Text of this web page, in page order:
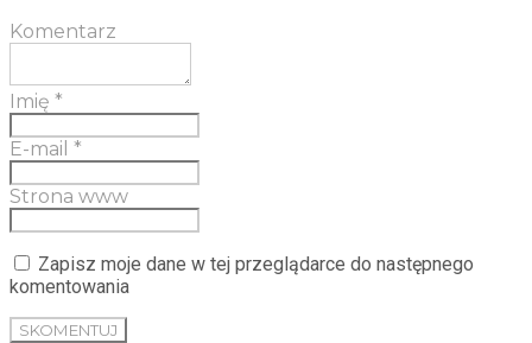
Komentarz
Imię *
E-mail *
Strona www
Zapisz moje dane w tej przeglądarce do następnego
komentowania